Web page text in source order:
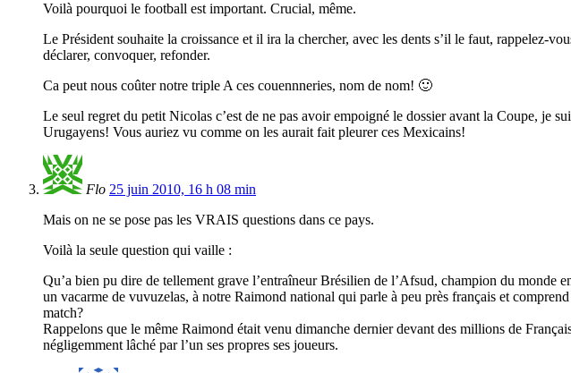
Voilà pourquoi le football est important. Crucial, même.
Le Président souhaite la croissance et il ira la chercher, avec les dents s’il le faut, rappelez-
déclarer, convoquer, refonder.
Ca peut nous coûter notre triple A ces couennneries, nom de nom! 🙂
Le seul regret du petit Nicolas c’est de ne pas avoir empoigné le dossier avant la Coupe, je
Urugayens! Vous auriez vu comme on les aurait fait pleurer ces Mexicains!
Flo 25 juin 2010, 16 h 08 min
Mais on ne se pose pas les VRAIS questions dans ce pays.
Voilà la seule question qui vaille :
Qu’a bien pu dire de tellement grave l’entraîneur Brésilien de l’Afsud, champion du monde
un vacarme de vuvuzelas, à notre Raimond national qui parle à peu près français et
match?
Rappelons que le même Raimond était venu dimanche dernier devant des millions de
négligemment lâché par l’un ses propres ses joueurs.